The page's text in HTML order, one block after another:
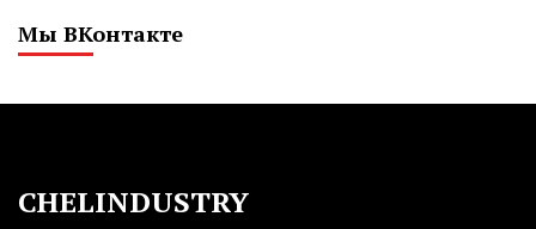
Мы ВКонтакте
CHELINDUSTRY